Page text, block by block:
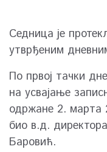
Седница је
утврђеним
По првој тачки
на усвајање
одржане 2. марта
био в.д.
Баровић.